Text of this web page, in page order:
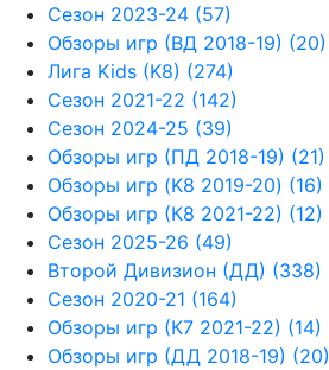
Сезон 2023-24 (57)
Обзоры игр (ВД 2018-19) (20)
Лига Kids (K8) (274)
Сезон 2021-22 (142)
Сезон 2024-25 (39)
Обзоры игр (ПД 2018-19) (21)
Обзоры игр (K8 2019-20) (16)
Обзоры игр (К8 2021-22) (12)
Сезон 2025-26 (49)
Второй Дивизион (ДД) (338)
Сезон 2020-21 (164)
Обзоры игр (К7 2021-22) (14)
Обзоры игр (ДД 2018-19) (20)